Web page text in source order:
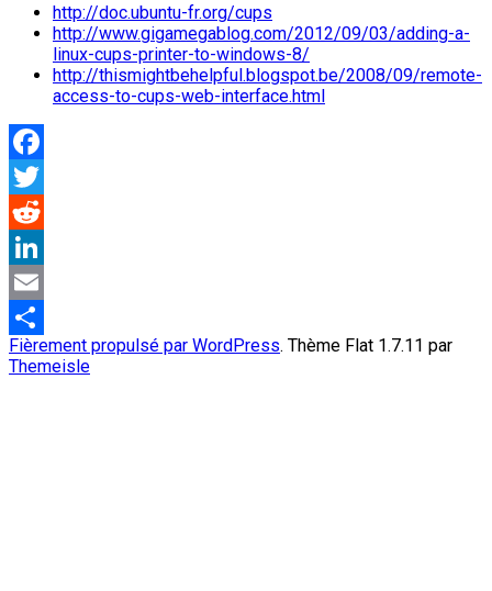
http://doc.ubuntu-fr.org/cups
http://www.gigamegablog.com/2012/09/03/adding-a-
linux-cups-printer-to-windows-8/
http://thismightbehelpful.blogspot.be/2008/09/remote-
access-to-cups-web-interface.html
Facebook
Twitter
Reddit
LinkedIn
Email
Partager
Fièrement propulsé par WordPress. Thème Flat 1.7.11 par
Themeisle